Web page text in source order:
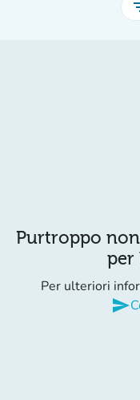
Purtroppo
per
Per ulteriori
send